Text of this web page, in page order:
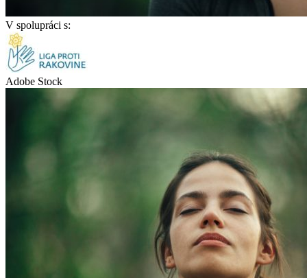
V spolupráci s:
Adobe Stock